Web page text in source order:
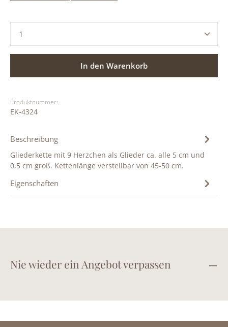
Produkt Anzahl: Gib den gewünschten Wert ein
In den Warenkorb
Produktnummer:
EK-4324
Beschreibung
Gliederkette mit 9 Herzchen als Glieder ca. alle 5 cm und
0,5 cm groß. Kettenlänge verstellbar von 45-50 cm.
Eigenschaften
Nie wieder ein Angebot verpassen